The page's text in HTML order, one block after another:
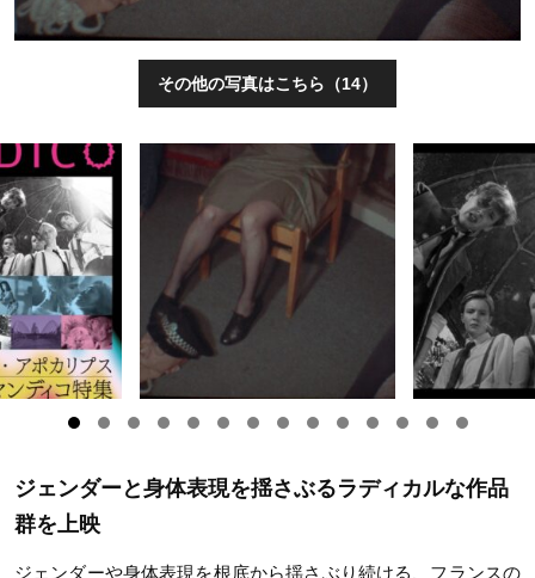
その他の写真はこちら（14）
ジェンダーと身体表現を揺さぶるラディカルな作品
群を上映
ジェンダーや身体表現を根底から揺さぶり続ける、フランスの